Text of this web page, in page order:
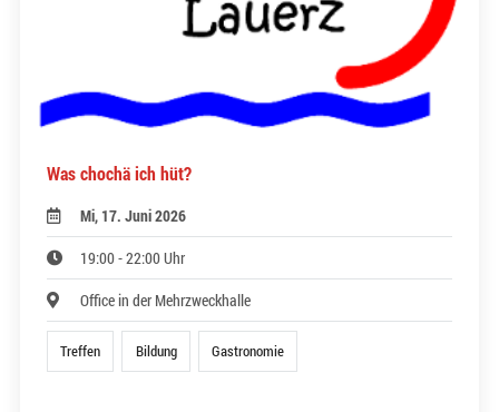
Was chochä ich hüt?
Mi, 17. Juni 2026
19:00 - 22:00 Uhr
Office in der Mehrzweckhalle
Treffen Bildung Gastronomie